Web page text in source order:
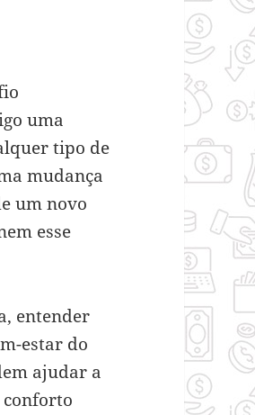
uma
tipo de
mudança
um novo
esse
entender
estar do
ajudar a